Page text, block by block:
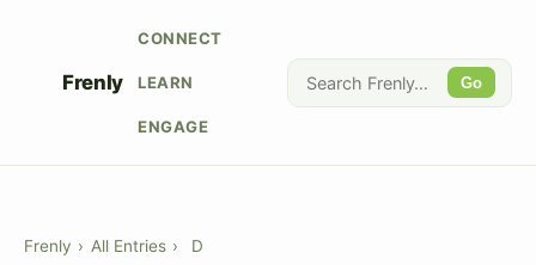
Frenly
CONNECT
LEARN
ENGAGE
Go
Frenly › All Entries › D